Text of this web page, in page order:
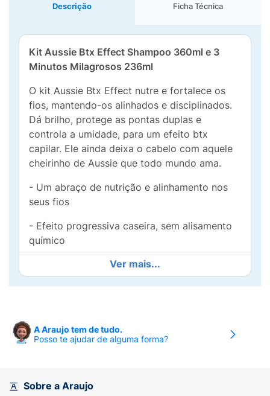
Descrição Ficha Técnica
Kit Aussie Btx Effect Shampoo 360ml e 3
Minutos Milagrosos 236ml
O kit Aussie Btx Effect nutre e fortalece os
fios, mantendo-os alinhados e disciplinados.
Dá brilho, protege as pontas duplas e
controla a umidade, para um efeito btx
capilar. Ele ainda deixa o cabelo com aquele
cheirinho de Aussie que todo mundo ama.
- Um abraço de nutrição e alinhamento nos
seus fios
- Efeito progressiva caseira, sem alisamento
químico
- Fórmula dos Estados Unidos e inspirada na
Austrália
- 100% livre de amônia, parabenos, petrolatos
- Fórmula Vegana*
Ver mais...
A Araujo tem de tudo.
Posso te ajudar de alguma forma?
Sobre a Araujo